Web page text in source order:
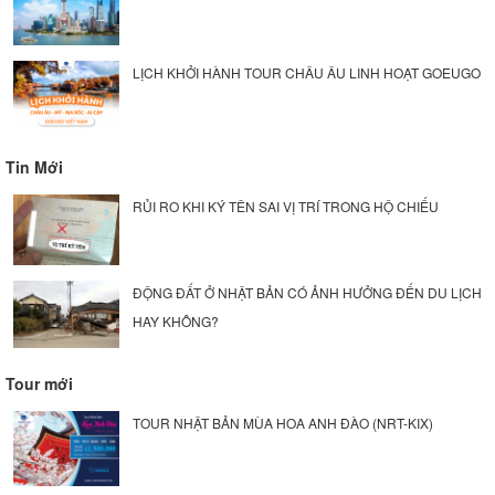
LỊCH KHỞI HÀNH TOUR CHÂU ÂU LINH HOẠT GOEUGO
Tin Mới
RỦI RO KHI KÝ TÊN SAI VỊ TRÍ TRONG HỘ CHIẾU
ĐỘNG ĐẤT Ở NHẬT BẢN CÓ ẢNH HƯỞNG ĐẾN DU LỊCH
HAY KHÔNG?
Tour mới
TOUR NHẬT BẢN MÙA HOA ANH ĐÀO (NRT-KIX)